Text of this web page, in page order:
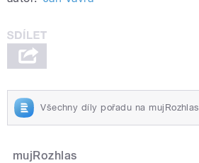
Všechny díly pořadu na mujRozhlas
mujRozhlas